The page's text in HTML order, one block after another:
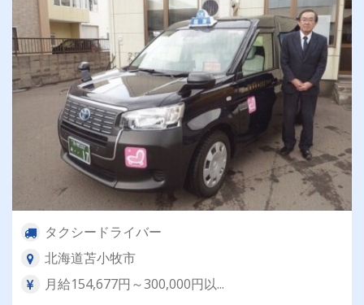
タクシードライバー
北海道苫小牧市
月給154,677円～300,000円以...